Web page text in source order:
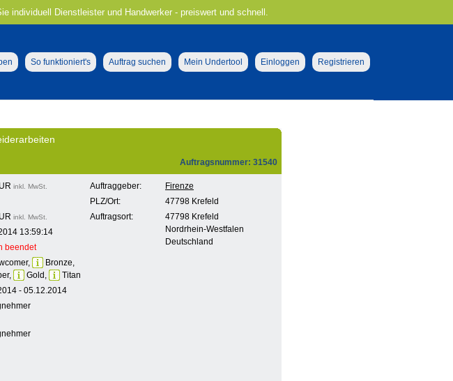
individuell Dienstleister und Handwerker - preiswert und schnell.
So funktioniert's Auftrag suchen Mein Undertool Einloggen Registrieren
Auftragsnummer: 31540
inkl. MwSt.
inkl. MwSt.
13:59:14
beendet
Bronze,
Gold,
Titan
- 05.12.2014
Auftraggeber:
Firenze
PLZ/Ort:
47798 Krefeld
Auftragsort:
47798 Krefeld
Nordrhein-Westfalen
Deutschland